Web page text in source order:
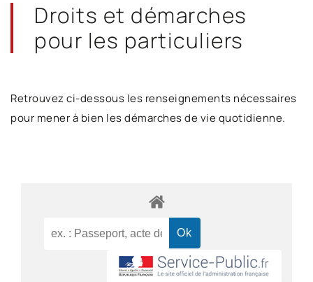
Droits et démarches
pour les particuliers
Retrouvez ci-dessous les renseignements nécessaires
pour mener à bien les démarches de vie quotidienne.